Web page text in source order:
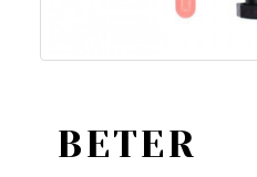
BETER